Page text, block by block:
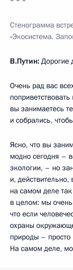
Стенограмма
«Экосистема.
В.Путин: Дорогие
Очень рад вас
вы занимаетесь
и собрались,
Ясно, что вы
модно сегодня –
экологии, – но
и,
на самом деле
в целом: мы
что если
охраны
природы – просто
На самом деле,